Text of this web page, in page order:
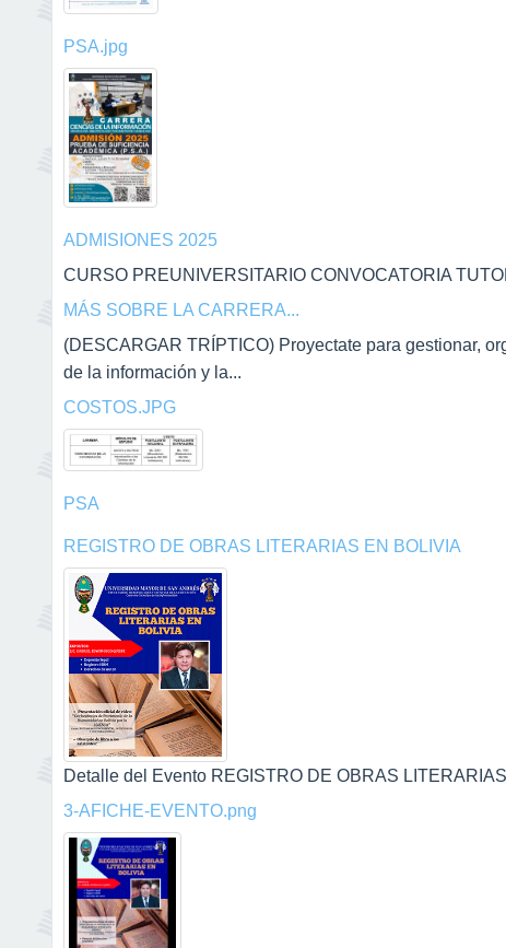
PSA.jpg
ADMISIONES 2025
CURSO PREUNIVERSITARIO CONVOCATORIA
MÁS SOBRE LA CARRERA...
(DESCARGAR TRÍPTICO) Proyectate para gestionar,
de la información y la...
COSTOS.JPG
PSA
REGISTRO DE OBRAS LITERARIAS EN BOLIVIA
Detalle del Evento REGISTRO DE OBRAS
3-AFICHE-EVENTO.png